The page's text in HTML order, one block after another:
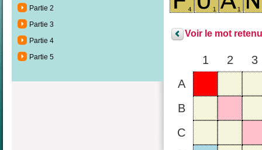
Partie 2
Partie 3
Partie 4
Partie 5
Voir le mot
1 2
3
A
B
C